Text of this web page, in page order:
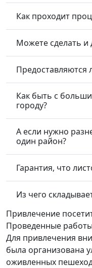
Как проходит
Можете сделать и
Предоставляются
Как быть с
городу?
А если нужно
один район?
Гарантия, что
Из чего
Привлечение
Проведенные работы
Для привлечения
была организована
оживленных